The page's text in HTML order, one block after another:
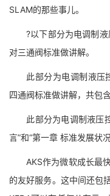
SLAM的那些事儿。
?以下部分为电调制液
对三通阀标准做讲解。
此部分为电调制液压
四通阀标准做讲解，共包
此部分为电调制液压控
言”和“第一章 标准发展状况
AKS作为微软成长最快
的友好服务。这中间还包